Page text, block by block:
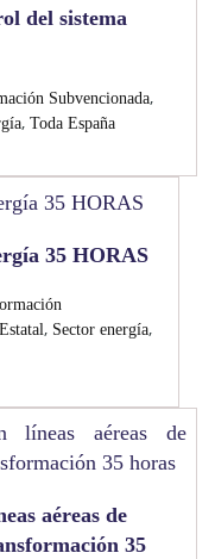
del sistema
Subvencionada,
, Toda España
35 HORAS
, Sector energía,
aéreas de
35